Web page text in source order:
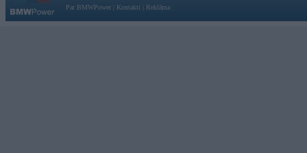
Par BMWPower
Kontakti Reklāma